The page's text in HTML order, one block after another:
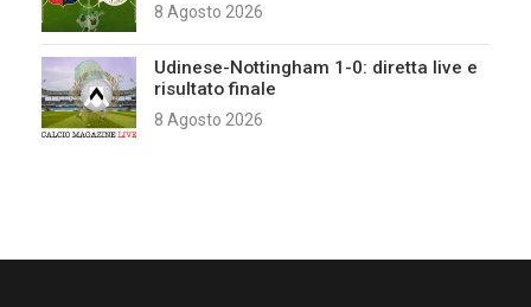
8 Agosto 2026
Udinese-Nottingham 1-0: diretta live e
risultato finale
8 Agosto 2026